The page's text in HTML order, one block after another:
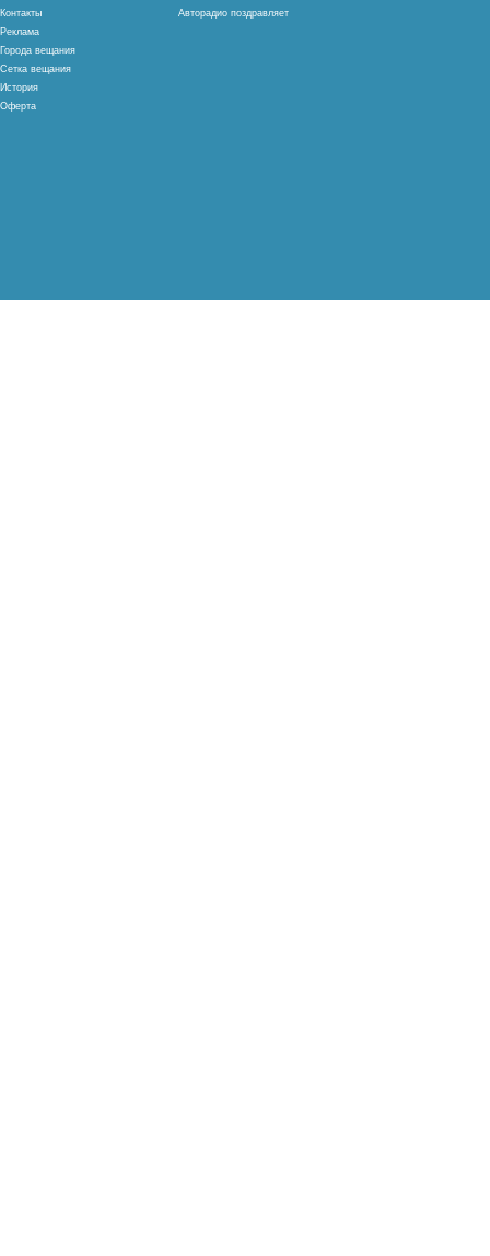
Контакты
Реклама
Города вещания
Сетка вещания
История
Оферта
Авторадио поздравляет